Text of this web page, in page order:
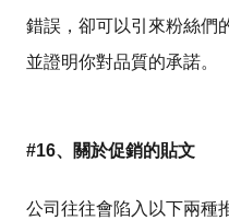
錯誤，卻可以引來粉絲們
並證明你對品質的承諾。
#16、關於促銷的貼文
公司往往會陷入以下兩種